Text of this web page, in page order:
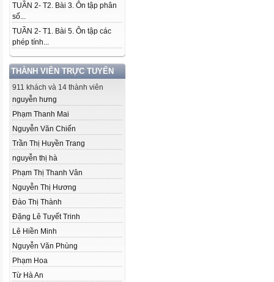
TUẦN 2- T2. Bài 3. Ôn tập phân
số...
TUẦN 2- T1. Bài 5. Ôn tập các
phép tính...
THÀNH VIÊN TRỰC TUYẾN
911 khách và 14 thành viên
nguyễn hưng
Phạm Thanh Mai
Nguyễn Văn Chiến
Trần Thị Huyền Trang
nguyễn thị hà
Phạm Thị Thanh Vân
Nguyễn Thị Hương
Đào Thị Thành
Đặng Lê Tuyết Trinh
Lê Hiền Minh
Nguyễn Văn Phùng
Phạm Hoa
Từ Hà An